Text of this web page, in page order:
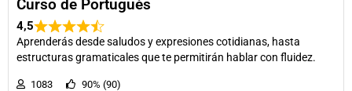
Curso de Portugués
4,5
Aprenderás desde saludos y expresiones cotidianas, hasta
estructuras gramaticales que te permitirán hablar con fluidez.
1083
90% (90)